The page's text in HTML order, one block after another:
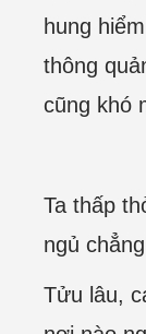
hung
thông
cũng khó
Ta thấp
ngủ
Tửu lâu,